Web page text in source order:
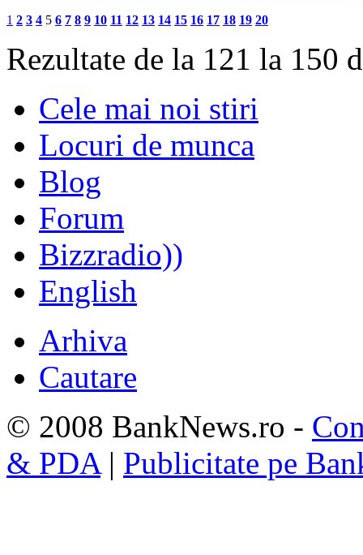
1 2 3 4 5 6 7 8 9 10 11 12 13 14 15 16 17 18 19 20
Rezultate de la 121 la 150
Cele mai noi stiri
Locuri de munca
Blog
Forum
Bizzradio))
English
Arhiva
Cautare
© 2008 BankNews.ro -
& PDA| Publicitate pe